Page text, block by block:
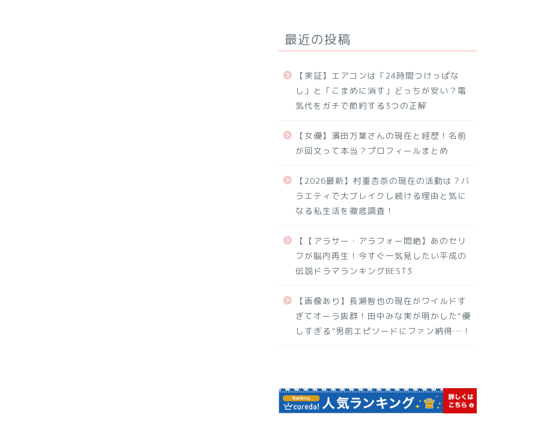
最近の投稿
【実証】エアコンは「24時間つけっぱな
し」と「こまめに消す」どっちが安い？電
気代をガチで節約する3つの正解
【女優】濱田万葉さんの現在と経歴！名前
が回文って本当？プロフィールまとめ
【2026最新】村重杏奈の現在の活動は？バ
ラエティで大ブレイクし続ける理由と気に
なる私生活を徹底調査！
【【アラサー・アラフォー悶絶】あのセリ
フが脳内再生！今すぐ一気見したい平成の
伝説ドラマランキングBEST3
【画像あり】長瀬智也の現在がワイルドす
ぎてオーラ抜群！田中みな実が明かした“優
しすぎる”男前エピソードにファン納得…！